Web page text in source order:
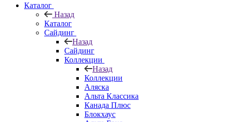
Каталог
Назад
Каталог
Сайдинг
Назад
Сайдинг
Коллекции
Назад
Коллекции
Аляска
Альта Классика
Канада Плюс
Блокхаус